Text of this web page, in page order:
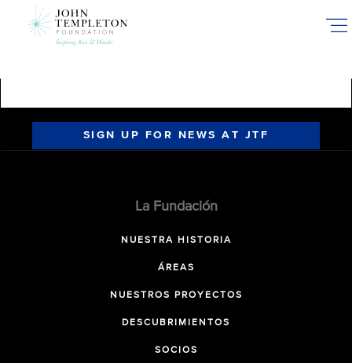
SIGN UP FOR NEWS AT JTF
La Fundación
NUESTRA HISTORIA
ÁREAS
NUESTROS PROYECTOS
DESCUBRIMIENTOS
SOCIOS